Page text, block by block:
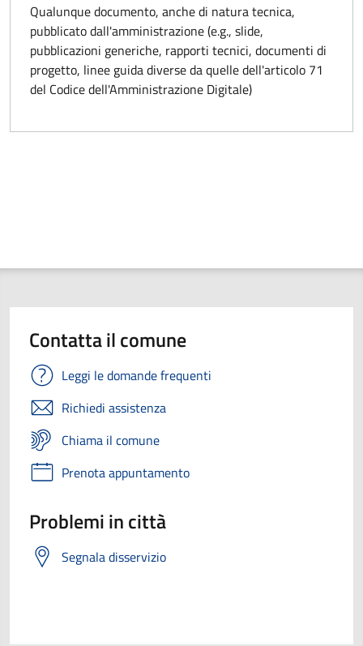
Qualunque documento, anche di natura tecnica,
pubblicato dall'amministrazione (e.g., slide,
pubblicazioni generiche, rapporti tecnici, documenti di
progetto, linee guida diverse da quelle dell'articolo 71
del Codice dell'Amministrazione Digitale)
Contatta il comune
Leggi le domande frequenti
Richiedi assistenza
Chiama il comune
Prenota appuntamento
Problemi in città
Segnala disservizio